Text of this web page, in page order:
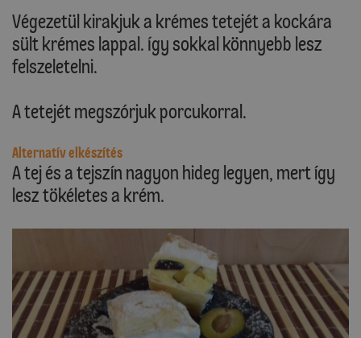
Végezetül kirakjuk a krémes tetejét a kockára
sült krémes lappal. Így sokkal könnyebb lesz
felszeletelni.
A tetejét megszórjuk porcukorral.
Alternatív elkészítés
A tej és a tejszín nagyon hideg legyen, mert így
lesz tökéletes a krém.